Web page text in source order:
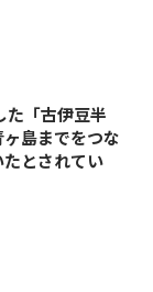
た「古伊豆半
島までをつな
とされてい